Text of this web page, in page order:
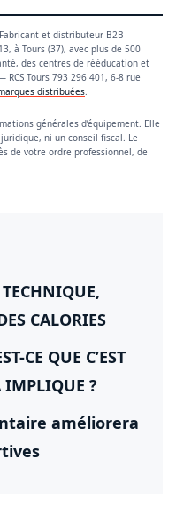
Fabricant et distributeur B2B
à Tours (37), avec plus de 500
des centres de rééducation et
Tours 793 296 401, 6-8 rue
distribuées
générales d’équipement. Elle
ni un conseil fiscal. Le
de votre ordre professionnel, de
CALORIES
CE QUE C’EST
IMPLIQUE ?
améliorera